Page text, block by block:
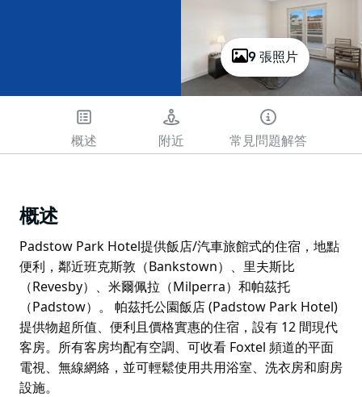
9 張照片
概述 附近 常見問題解答
概述
Padstow Park Hotel提供飯店/汽車旅館式的住宿，地點
便利，鄰近班克斯敦（Bankstown）、里夫斯比
（Revesby）、米爾佩拉（Milperra）和帕茲托
（Padstow）。 帕茲托公園飯店 (Padstow Park Hotel)
提供物超所值、便利且價格實惠的住宿，設有 12 間現代
客房。所有客房均配有空調、可收看 Foxtel 頻道的平面
電視、無線網絡，並可輕鬆使用共用浴室、洗衣房和廚房
設施。